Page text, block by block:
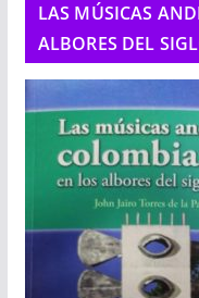
LAS MÚSICAS
ALBORES DEL